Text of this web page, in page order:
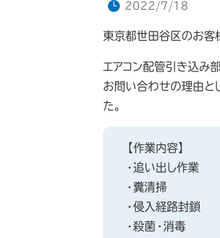
2022/7/18
東京都世田谷区のお客
エアコン配管引き込み
お問い合わせの理由と
た。
【作業内容】
・追い出し作業
・糞清掃
・侵入経路封鎖
・殺菌・消毒